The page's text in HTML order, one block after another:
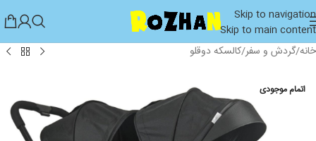
Skip to navigation
Skip to main content
خانه/گردش و سفر/کالسکه دوقلو
اتمام موجودی